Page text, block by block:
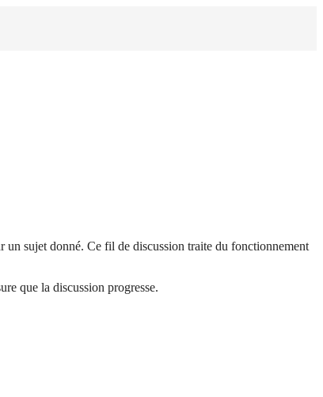
un sujet donné. Ce fil de discussion traite du fonctionnement
que la discussion progresse.